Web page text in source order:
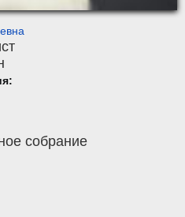
собрание